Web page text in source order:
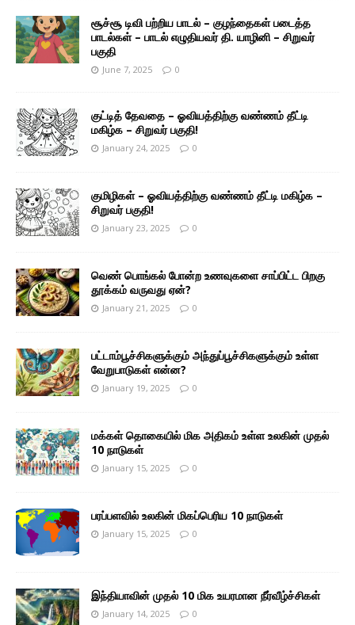
சூச்சூ டிவி பற்றிய பாடல் – குழந்தைகள் படைத்த
பாடல்கள் – பாடல் எழுதியவர் தி. யாழினி – சிறுவர்
பகுதி
June 7, 2025 0
குட்டித் தேவதை – ஓவியத்திற்கு வண்ணம் தீட்டி
மகிழ்க – சிறுவர் பகுதி!
January 24, 2025 0
குமிழிகள் – ஓவியத்திற்கு வண்ணம் தீட்டி மகிழ்க –
சிறுவர் பகுதி!
January 23, 2025 0
வெண் பொங்கல் போன்ற உணவுகளை சாப்பிட்ட பிறகு
தூக்கம் வருவது ஏன்?
January 21, 2025 0
பட்டாம்பூச்சிகளுக்கும் அந்துப்பூச்சிகளுக்கும் உள்ள
வேறுபாடுகள் என்ன?
January 19, 2025 0
மக்கள் தொகையில் மிக அதிகம் உள்ள உலகின் முதல்
10 நாடுகள்
January 15, 2025 0
பரப்பளவில் உலகின் மிகப்பெரிய 10 நாடுகள்
January 15, 2025 0
இந்தியாவின் முதல் 10 மிக உயரமான நீர்வீழ்ச்சிகள்
January 14, 2025 0